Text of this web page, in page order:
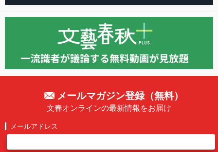
メールマガジン登録（無料）
文春オンラインの最新情報をお届け
メールアドレス